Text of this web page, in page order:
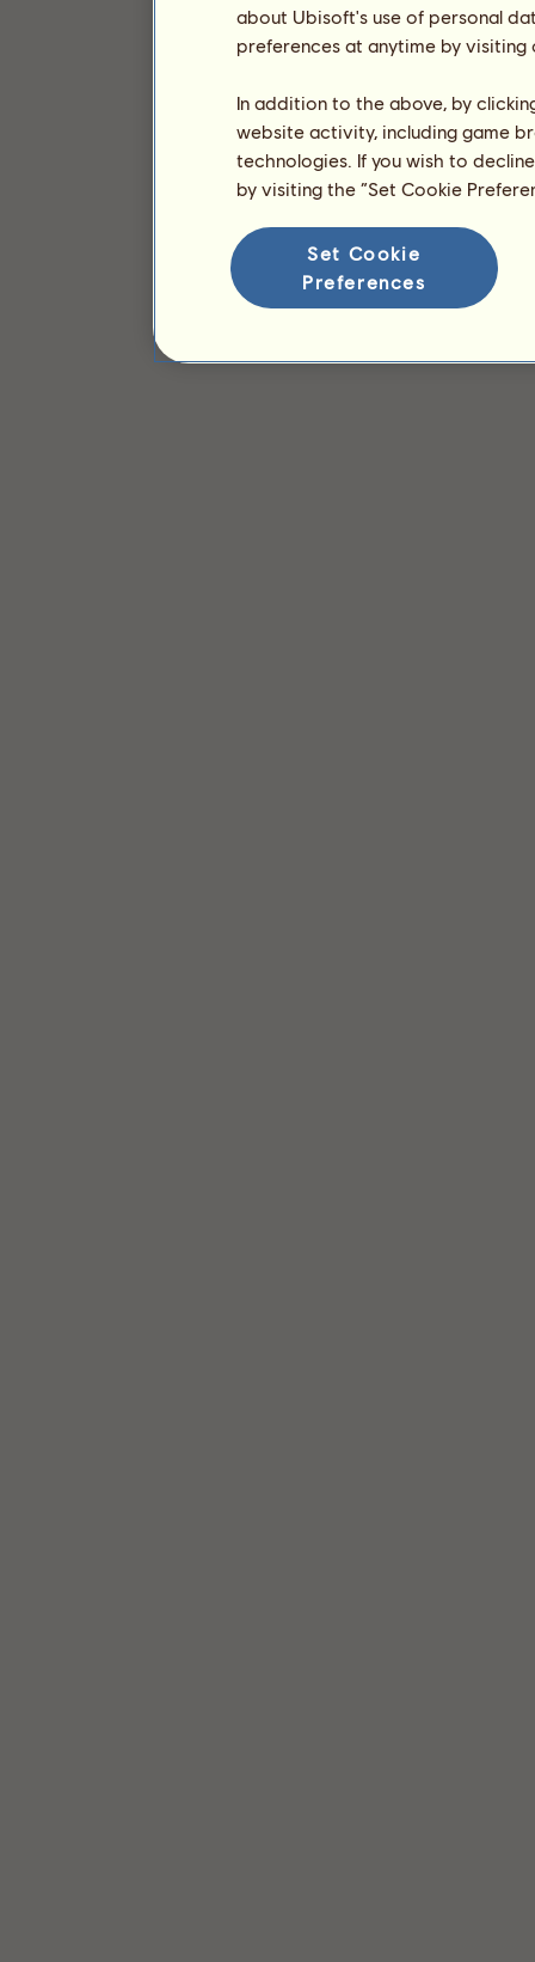
about Ubisoft's use of personal
preferences at anytime by
In addition to the above, by
website activity, including game
technologies. If you wish to
by visiting the “Set Cookie
Set Cookie
Preferences